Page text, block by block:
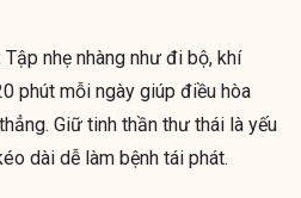
Tập nhẹ nhàng như đi bộ, khí
phút mỗi ngày giúp điều hòa
Giữ tinh thần thư thái là yếu
dài dễ làm bệnh tái phát.